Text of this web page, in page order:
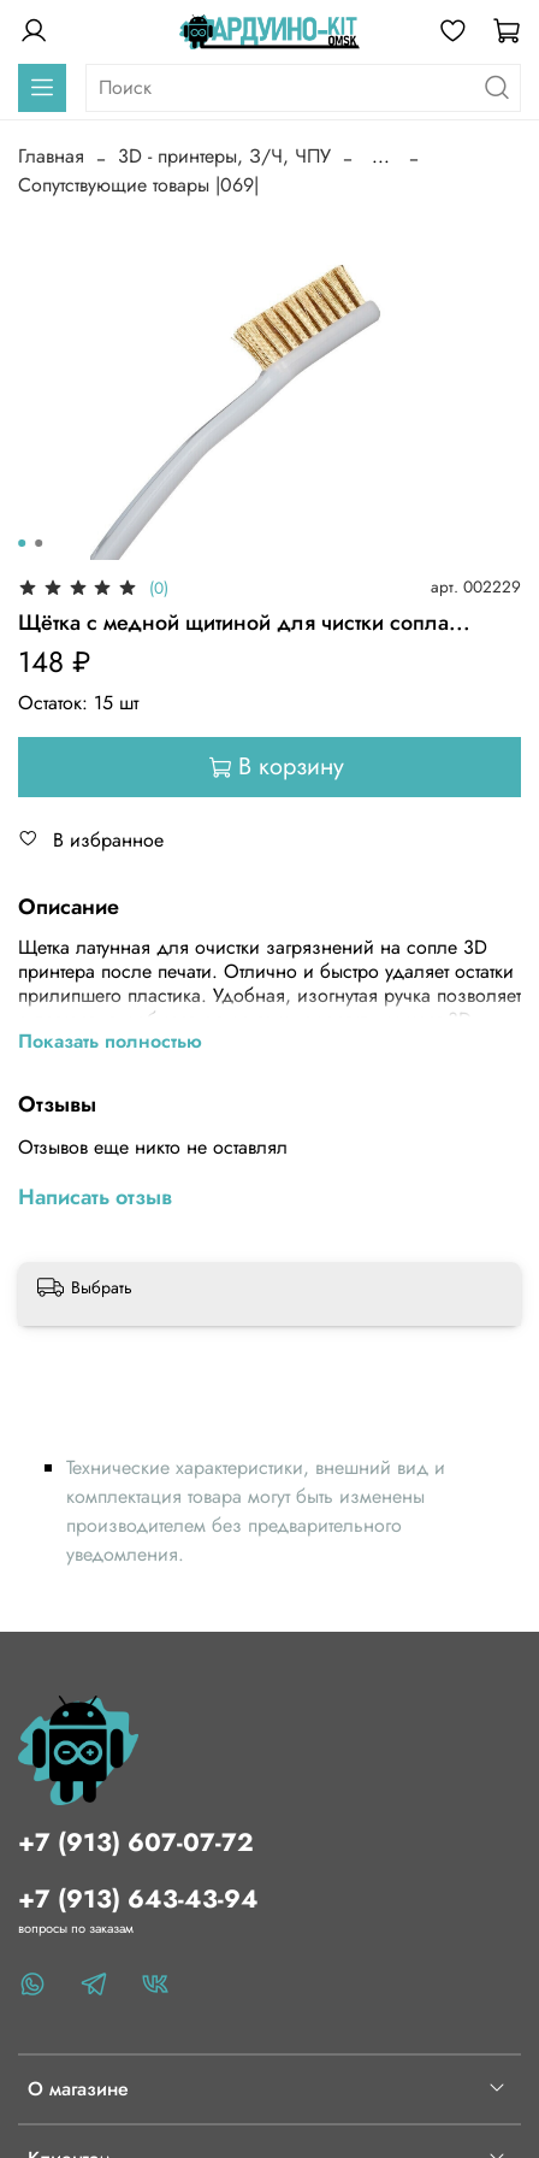
Главная 3D - принтеры, З/Ч, ЧПУ
...
Сопутствующие товары |069|
(0) арт. 002229
Щётка с медной щитиной для чистки сопла...
148 ₽
Остаток: 15 шт
В корзину
В избранное
Описание
Щетка латунная для очистки загрязнений на сопле 3D
принтера после печати. Отлично и быстро удаляет остатки
прилипшего пластика. Удобная, изогнутая ручка позволяет
с легкостью добираться до труднодоступных мест 3D
принтера.
Показать полностью
Отзывы
Отзывов еще никто не оставлял
Написать отзыв
Выбрать
Технические характеристики, внешний вид и
комплектация товара могут быть изменены
производителем без предварительного
уведомления.
О магазине
+7 (913) 607-07-72
+7 (913) 643-43-94
вопросы по заказам